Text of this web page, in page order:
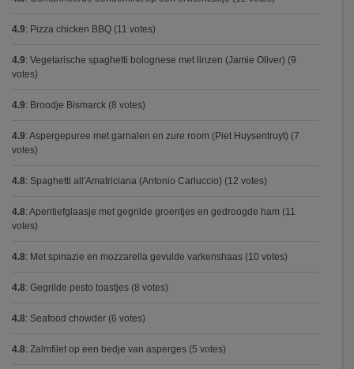
4.9: Pizza chicken BBQ (11 votes)
4.9: Vegetarische spaghetti bolognese met linzen (Jamie Oliver) (9
votes)
4.9: Broodje Bismarck (8 votes)
4.9: Aspergepuree met garnalen en zure room (Piet Huysentruyt) (7
votes)
4.8: Spaghetti all'Amatriciana (Antonio Carluccio) (12 votes)
4.8: Aperitiefglaasje met gegrilde groentjes en gedroogde ham (11
votes)
4.8: Met spinazie en mozzarella gevulde varkenshaas (10 votes)
4.8: Gegrilde pesto toastjes (8 votes)
4.8: Seafood chowder (6 votes)
4.8: Zalmfilet op een bedje van asperges (5 votes)